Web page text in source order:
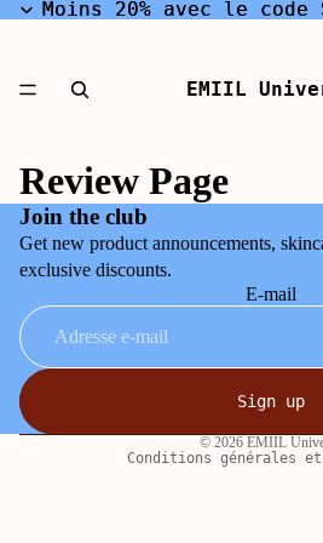
Moins 20% avec le code
Moins 20% avec le code
EMIIL
Review Page
Join the club
Get new product announcements,
exclusive discounts.
E-mail
Sign up
© 2026 EMIIL
Conditions générales
Politique de remboursement
Politique de confidentialité